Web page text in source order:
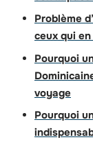
Problème
ceux qui
Pourquoi
voyage
Pourquoi